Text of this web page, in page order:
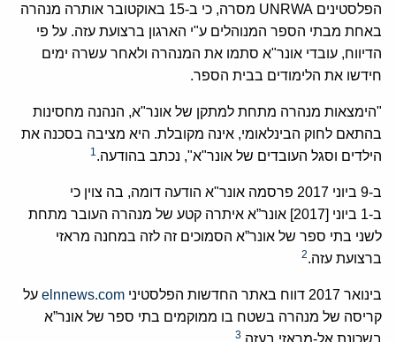
הפלסטינים UNRWA מסרה, כי ב-15 באוקטובר אותרה מנהרה
באחת מבתי הספר המנוהלים ע"י הארגון ברצועת עזה. על פי
הדיווח, עובדי אונר"א סתמו את המנהרה ולאחר עשרה ימים
חידשו את הלימודים בבית הספר.
"הימצאות מנהרה מתחת למתקן של אונר"א, הנהנה מחסינות
בהתאם לחוק הבינלאומי, אינה מקובלת. היא מציבה בסכנה את
הילדים וסגל העובדים של אונר"א", נכתב בהודעה.1
ב-9 ביוני 2017 פרסמה אונר"א הודעה דומה, בה צוין כי
ב-1 ביוני [2017] אונר”א איתרה קטע של מנהרה העובר מתחת
לשני בתי ספר של אונר”א הסמוכים זה לזה במחנה מראזי
ברצועת עזה.2
בינואר 2017 דווח באתר החדשות הפלסטיני elnnews.com על
קריסה של מנהרה בשטח בו ממוקמים בתי ספר של אונר”א
בשכונת אל-מראזי בעזה. 3